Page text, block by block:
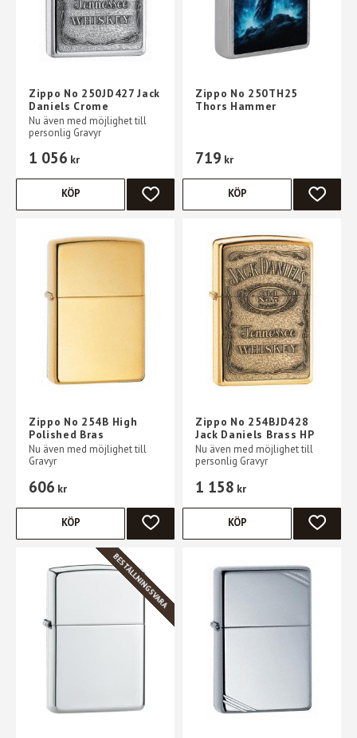
Zippo No 250JD427 Jack
Daniels Crome
Nu även med möjlighet till
personlig Gravyr
1 056 kr
LÄGG TILL I FAVORITER
KÖP
Zippo No 250TH25
Thors Hammer
719 kr
LÄGG
KÖP
Zippo No 254B High
Polished Bras
Nu även med möjlighet till
Gravyr
606 kr
LÄGG TILL I FAVORITER
KÖP
Zippo No 254BJD428
Jack Daniels Brass HP
Nu även med möjlighet till
personlig Gravyr
1 158 kr
LÄGG
KÖP
BESTÄLLNINGSVARA